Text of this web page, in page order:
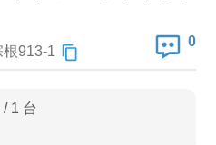
913-1
0
/ 1 台